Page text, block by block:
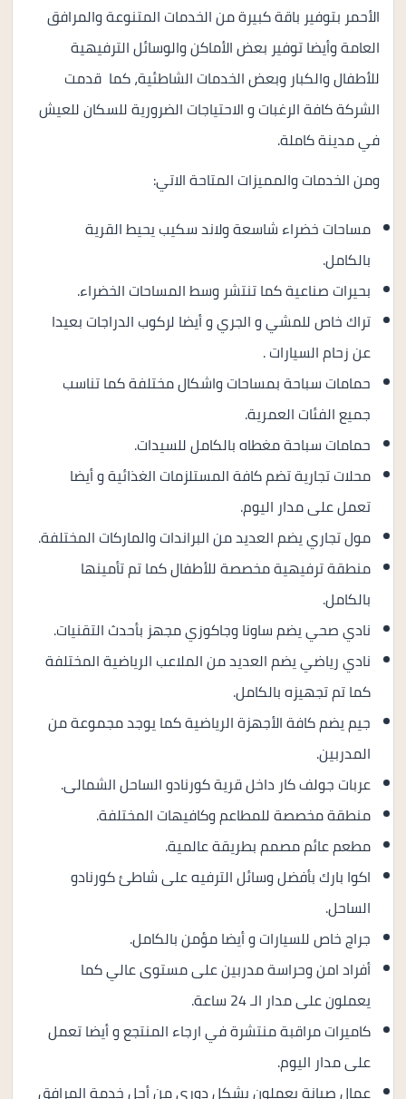
الأحمر بتوفير باقة كبيرة من الخدمات المتنوعة والمرافق
العامة وأيضا توفير بعض الأماكن والوسائل الترفيهية
للأطفال والكبار وبعض الخدمات الشاطئية، كما قدمت
الشركة كافة الرغبات و الاحتياجات الضرورية للسكان للعيش
في مدينة كاملة.
ومن الخدمات والمميزات المتاحة الاتي:
مساحات خضراء شاسعة ولاند سكيب يحيط القرية
بالكامل.
بحيرات صناعية كما تنتشر وسط المساحات الخضراء.
تراك خاص للمشي و الجري و أيضا لركوب الدراجات بعيدا
عن زحام السيارات .
حمامات سباحة بمساحات واشكال مختلفة كما تناسب
جميع الفئات العمرية.
حمامات سباحة مغطاه بالكامل للسيدات.
محلات تجارية تضم كافة المستلزمات الغذائية و أيضا
تعمل على مدار اليوم.
مول تجاري يضم العديد من البراندات والماركات المختلفة.
منطقة ترفيهية مخصصة للأطفال كما تم تأمينها
بالكامل.
نادي صحي يضم ساونا وجاكوزي مجهز بأحدث التقنيات.
نادي رياضي يضم العديد من الملاعب الرياضية المختلفة
كما تم تجهيزه بالكامل.
جيم يضم كافة الأجهزة الرياضية كما يوجد مجموعة من
المدربين.
عربات جولف كار داخل قرية كورنادو الساحل الشمالى.
منطقة مخصصة للمطاعم وكافيهات المختلفة.
مطعم عائم مصمم بطريقة عالمية.
اكوا بارك بأفضل وسائل الترفيه على شاطئ كورنادو
الساحل.
جراج خاص للسيارات و أيضا مؤمن بالكامل.
أفراد امن وحراسة مدربين على مستوى عالي كما
يعملون على مدار الـ 24 ساعة.
كاميرات مراقبة منتشرة في ارجاء المنتجع و أيضا تعمل
على مدار اليوم.
عمال صيانة يعملون بشكل دوري من أجل خدمة المرافق